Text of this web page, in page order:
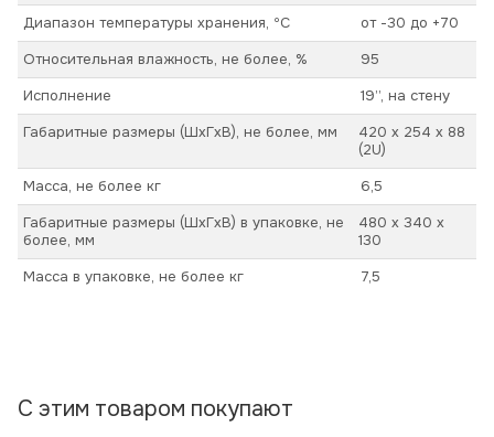
Диапазон температуры хранения, ºС
от -30 до +70
Относительная влажность, не более, %
95
Исполнение
19’’, на стену
Габаритные размеры (ШхГхВ), не более, мм
420 х 254 х 88
(2U)
Масса, не более кг
6,5
Габаритные размеры (ШхГхВ) в упаковке, не
более, мм
480 х 340 х
130
Масса в упаковке, не более кг
7,5
С этим товаром покупают